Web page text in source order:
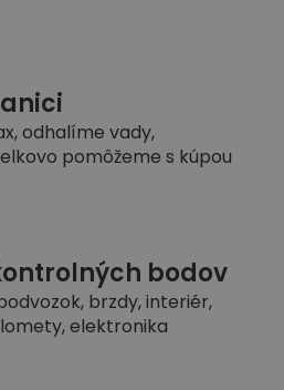
odhalíme vady,
pomôžeme s kúpou
bodov
brzdy, interiér,
elektronika